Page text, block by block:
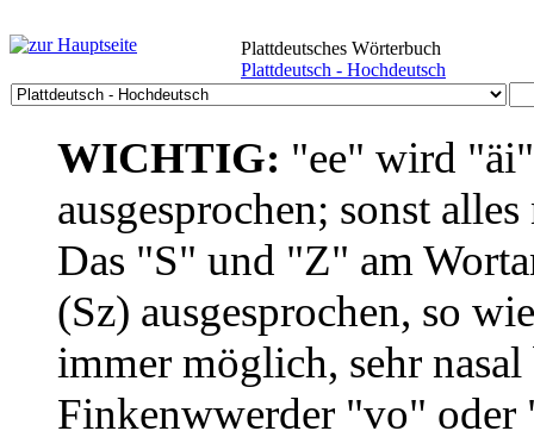
Plattdeutsches Wörterbuch
Plattdeutsch - Hochdeutsch
WICHTIG: "ee" wird
ausgesprochen; sonst
Das "S" und "Z" am
(Sz) ausgesprochen, so
immer möglich, sehr
Finkenwwerder "vo"